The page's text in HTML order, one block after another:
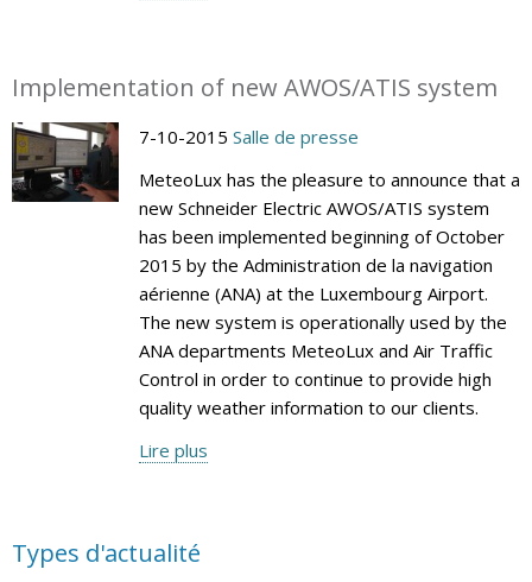
Implementation of new AWOS/ATIS system
7-10-2015 Salle de presse
MeteoLux has the pleasure to announce that a
new Schneider Electric AWOS/ATIS system
has been implemented beginning of October
2015 by the Administration de la navigation
aérienne (ANA) at the Luxembourg Airport.
The new system is operationally used by the
ANA departments MeteoLux and Air Traffic
Control in order to continue to provide high
quality weather information to our clients.
Lire plus
Types d'actualité